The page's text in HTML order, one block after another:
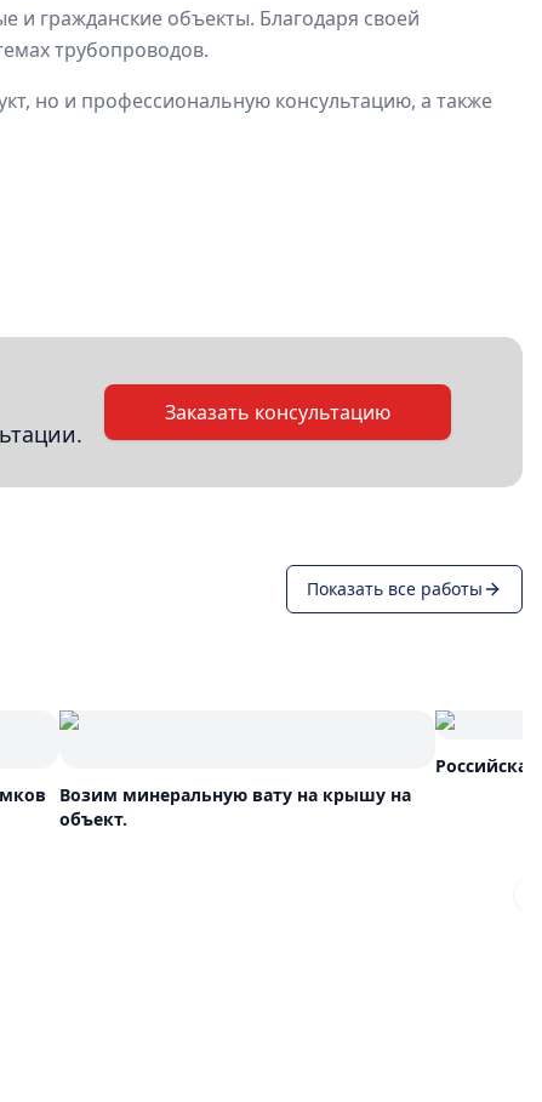
и гражданские объекты. Благодаря своей
трубопроводов.
но и профессиональную консультацию, а также
Заказать консультацию
Показать все работы
Возим минеральную вату на крышу на
объект.